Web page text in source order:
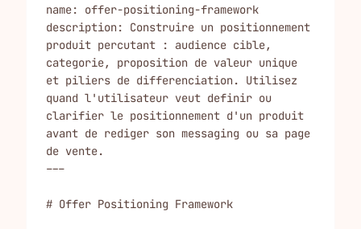
name: offer-positioning-framework
description: Construire un positionnement
produit percutant : audience cible,
categorie, proposition de valeur unique
et piliers de differenciation. Utilisez
quand l'utilisateur veut definir ou
clarifier le positionnement d'un produit
avant de rediger son messaging ou sa page
de vente.
---
# Offer Positioning Framework